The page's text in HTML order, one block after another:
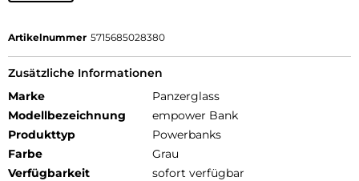
Artikelnummer 5715685028380
Zusätzliche Informationen
Marke
Panzerglass
Modellbezeichnung
empower Bank
Produkttyp
Powerbanks
Farbe
Grau
Verfügbarkeit
sofort verfügbar